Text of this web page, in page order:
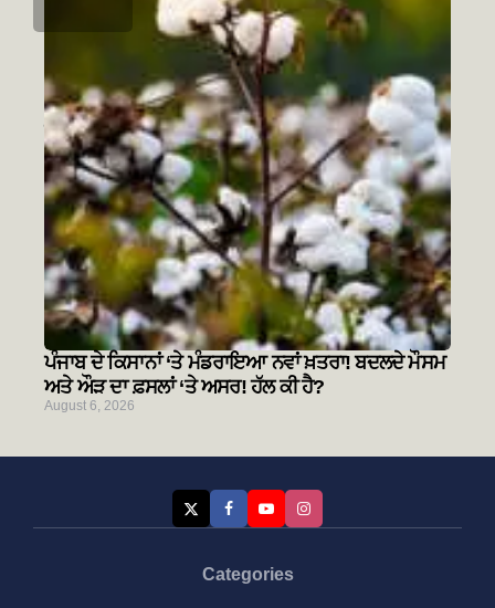
ਭਲੇ ਦਿਨਾਂ ਦੀਆਂ ਗੱਲਾਂ-(1)
August 7, 2026
ਪੰਜਾਬ ਦੇ ਕਿਸਾਨਾਂ ‘ਤੇ ਮੰਡਰਾਇਆ ਨਵਾਂ ਖ਼ਤਰਾ! ਬਦਲਦੇ ਮੌਸਮ
ਅਤੇ ਔੜ ਦਾ ਫ਼ਸਲਾਂ ‘ਤੇ ਅਸਰ! ਹੱਲ ਕੀ ਹੈ?
August 6, 2026
Categories